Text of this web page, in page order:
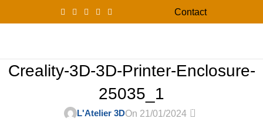
Contact
Creality-3D-3D-Printer-Enclosure-
25035_1
L'Atelier 3DOn 21/01/2024 0